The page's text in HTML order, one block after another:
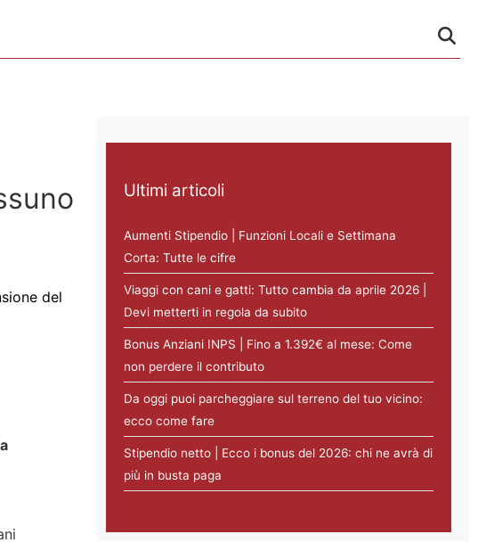
del
Ultimi articoli
Aumenti Stipendio | Funzioni Locali e Settimana
Corta: Tutte le cifre
Viaggi con cani e gatti: Tutto cambia da aprile 2026 |
Devi metterti in regola da subito
Bonus Anziani INPS | Fino a 1.392€ al mese: Come
non perdere il contributo
Da oggi puoi parcheggiare sul terreno del tuo vicino:
ecco come fare
Stipendio netto | Ecco i bonus del 2026: chi ne avrà di
più in busta paga